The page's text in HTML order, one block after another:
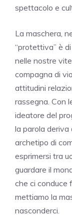
spettacolo e
La maschera,
“protettiva” è
nelle nostre
compagna di
attitudini
rassegna. Con
ideatore del
la parola deriva
archetipo di
esprimersi tra
guardare il
che ci conduce
mettiamo la
nasconderci. ​